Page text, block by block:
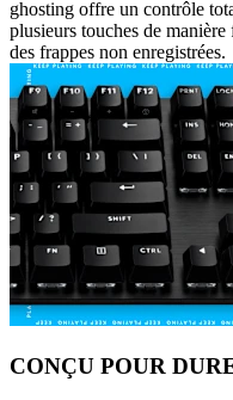
ghosting offre un contrôle
plusieurs touches de
des frappes non enregistrées.
CONÇU POUR